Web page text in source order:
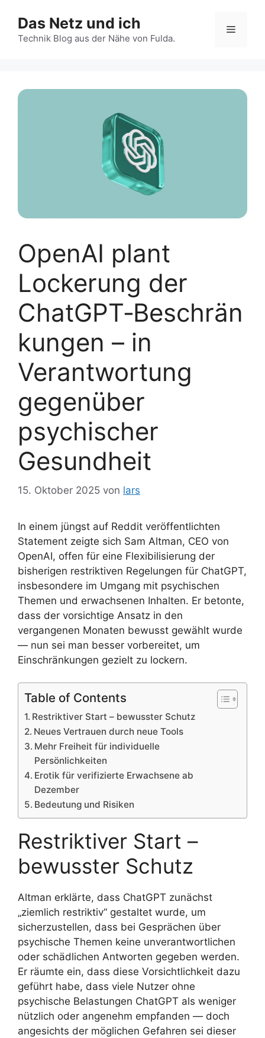
Inhalt
springen
Das Netz und ich
Technik Blog aus der Nähe von Fulda.
Menü
OpenAI plant
Lockerung der
ChatGPT‑Beschrän
kungen – in
Verantwortung
gegenüber
psychischer
Gesundheit
15. Oktober 2025 von lars
In einem jüngst auf Reddit veröffentlichten
Statement zeigte sich Sam Altman, CEO von
OpenAI, offen für eine Flexibilisierung der
bisherigen restriktiven Regelungen für ChatGPT,
insbesondere im Umgang mit psychischen
Themen und erwachsenen Inhalten. Er betonte,
dass der vorsichtige Ansatz in den
vergangenen Monaten bewusst gewählt wurde
— nun sei man besser vorbereitet, um
Einschränkungen gezielt zu lockern.
Table of Contents
Restriktiver Start – bewusster Schutz
Neues Vertrauen durch neue Tools
Mehr Freiheit für individuelle
Persönlichkeiten
Erotik für verifizierte Erwachsene ab
Dezember
Bedeutung und Risiken
Restriktiver Start –
bewusster Schutz
Altman erklärte, dass ChatGPT zunächst
„ziemlich restriktiv“ gestaltet wurde, um
sicherzustellen, dass bei Gesprächen über
psychische Themen keine unverantwortlichen
oder schädlichen Antworten gegeben werden.
Er räumte ein, dass diese Vorsichtlichkeit dazu
geführt habe, dass viele Nutzer ohne
psychische Belastungen ChatGPT als weniger
nützlich oder angenehm empfanden — doch
angesichts der möglichen Gefahren sei dieser